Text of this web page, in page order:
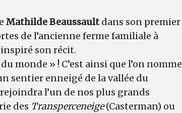
Mathilde Beaussault dans son premier
de l’ancienne ferme familiale à
inspiré son récit.
monde » ! C’est ainsi que l’on nomme
sentier enneigé de la vallée du
l’un de nos plus grands
des Transperceneige(Casterman) ou